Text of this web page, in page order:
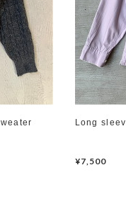
Long
¥7,500